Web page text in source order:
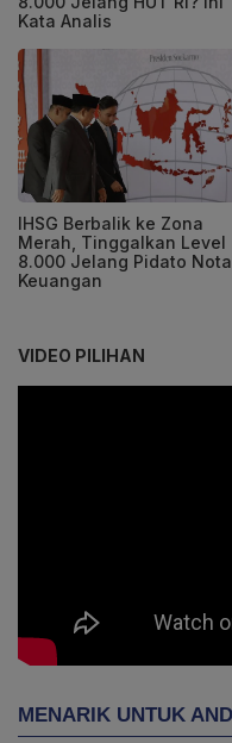
Kata Analis
IHSG Berbalik ke Zona
Merah, Tinggalkan Level
8.000 Jelang Pidato Nota
Keuangan
VIDEO PILIHAN